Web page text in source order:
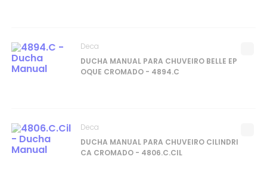
DUCHA MANUAL PARA CHUVEIRO BELLE EP
OQUE CROMADO - 4894.C
Deca
DUCHA MANUAL PARA CHUVEIRO CILINDRI
CA CROMADO - 4806.C.CIL
Deca